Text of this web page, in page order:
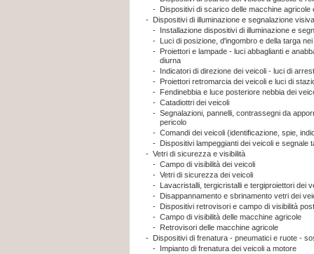
- Dispositivi di scarico delle macchine agricole
- Dispositivi di illuminazione e segnalazione visiva
- Installazione dispositivi di illuminazione e
- Luci di posizione, d'ingombro e della targa
- Proiettori e lampade - luci abbaglianti e
diurna
- Indicatori di direzione dei veicoli - luci di
- Proiettori retromarcia dei veicoli e luci di
- Fendinebbia e luce posteriore nebbia dei
- Catadiottri dei veicoli
- Segnalazioni, pannelli, contrassegni da
pericolo
- Comandi dei veicoli (identificazione, spie,
- Dispositivi lampeggianti dei veicoli e segnale
- Vetri di sicurezza e visibilità
- Campo di visibilità dei veicoli
- Vetri di sicurezza dei veicoli
- Lavacristalli, tergicristalli e tergiproiettori dei
- Disappannamento e sbrinamento vetri dei
- Dispositivi retrovisori e campo di visibilità
- Campo di visibilità delle macchine agricole
- Retrovisori delle macchine agricole
- Dispositivi di frenatura - pneumatici e ruote -
- Impianto di frenatura dei veicoli a motore